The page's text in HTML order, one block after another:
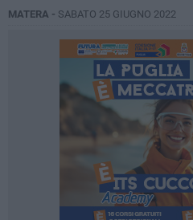
MATERA - SABATO 25 GIUGNO 2022